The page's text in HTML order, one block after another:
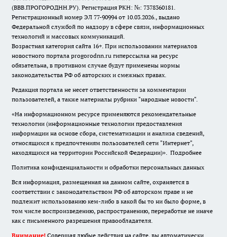
(ВВВ.ПРОГОРОДНН.РУ). Регистрация РКН: №: 7378360181.
Регистрационный номер ЭЛ 77-90994 от 10.03.2026., выдано
Федеральной службой по надзору в сфере связи, информационных
технологий и массовых коммуникаций.
Возрастная категория сайта 16+. При использовании материалов
новостного портала progorodnn.ru гиперссылка на ресурс
обязательна, в противном случае будут применены нормы
законодательства РФ об авторских и смежных правах.
Редакция портала не несет ответственности за комментарии
пользователей, а также материалы рубрики "народные новости".
«На информационном ресурсе применяются рекомендательные
технологии (информационные технологии предоставления
информации на основе сбора, систематизации и анализа сведений,
относящихся к предпочтениям пользователей сети "Интернет",
находящихся на территории Российской Федерации)». Подробнее
Политика конфиденциальности и обработки персональных данных
Вся информация, размещенная на данном сайте, охраняется в
соответствии с законодательством РФ об авторском праве и не
подлежит использованию кем-либо в какой бы то ни было форме, в
том числе воспроизведению, распространению, переработке не иначе
как с письменного разрешения правообладателя.
Внимание! Совершая любые действия на сайте, вы автоматически